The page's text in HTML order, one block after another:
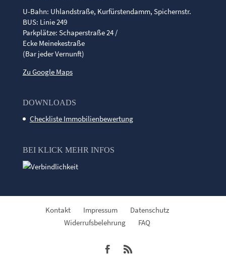
U-Bahn: Uhlandstraße, Kurfürstendamm, Spichernstr.
BUS: Linie 249
Parkplätze: Schaperstraße 24 /
Ecke Meinekestraße
(Bar jeder Vernunft)
Zu Google Maps
DOWNLOADS
Checkliste Immobilienbewertung
BEI KLICK MEHR INFOS
Kontakt Impressum
Datenschutz
Widerrufsbelehrung
FAQ